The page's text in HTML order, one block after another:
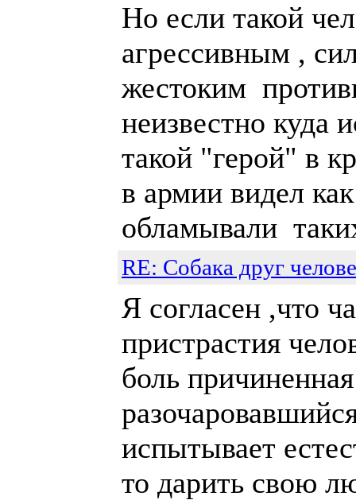
Но если такой
агрессивным ,
жестоким
неизвестно куда
такой "герой" в
в армии видел
обламывали
RE: Собака друг
Я согласен ,что
пристрастия
боль
испытывает
то дарить свою